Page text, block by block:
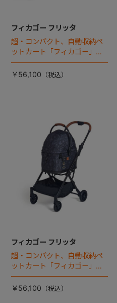
フィカゴー フリッタ
超・コンパクト、自動収納ペ
ットカート「フィカゴー」に
キャビン着脱タイプが新登
場！
￥56,100
フィカゴー フリッタ
超・コンパクト、自動収納ペ
ットカート「フィカゴー」に
キャビン着脱タイプが新登
場！
￥56,100